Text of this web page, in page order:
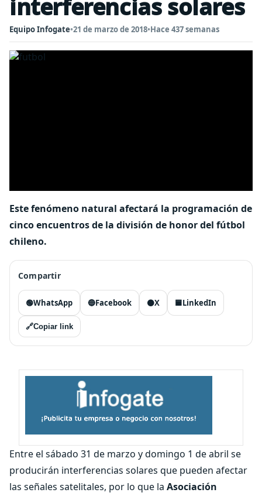
interferencias solares
Equipo Infogate•21 de marzo de 2018•Hace 437 semanas
Este fenómeno natural afectará la programación de
cinco encuentros de la división de honor del fútbol
chileno.
Compartir
🟢WhatsApp 🔵Facebook ⚫X 🟦LinkedIn
🔗Copiar link
Entre el sábado 31 de marzo y domingo 1 de abril se
producirán interferencias solares que pueden afectar
las señales satelitales, por lo que la Asociación